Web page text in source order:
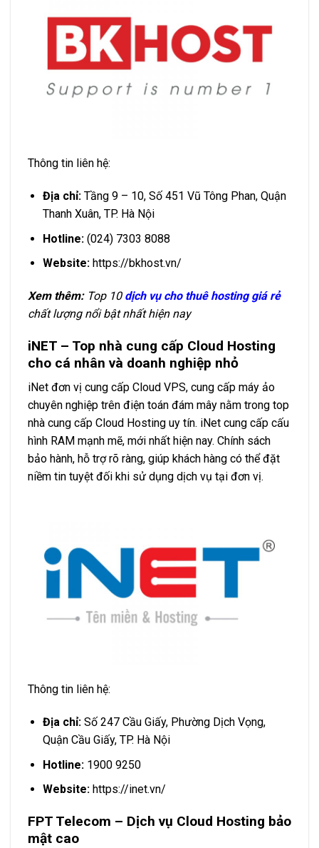
Thông tin liên hệ:
Địa chỉ:Tầng 9 – 10, Số 451 Vũ Tông Phan, Quận
Thanh Xuân, TP. Hà Nội
Hotline:(024) 7303 8088
Website:https://bkhost.vn/
Xem thêm: Top 10 dịch vụ cho thuê hosting giá rẻ
chất lượng nổi bật nhất hiện nay
iNET – Top nhà cung cấp Cloud Hosting
cho cá nhân và doanh nghiệp nhỏ
iNet đơn vị cung cấp Cloud VPS, cung cấp máy ảo
chuyên nghiệp trên điện toán đám mây nằm trong top
nhà cung cấp Cloud Hosting uy tín. iNet cung cấp cấu
hình RAM mạnh mẽ, mới nhất hiện nay. Chính sách
bảo hành, hỗ trợ rõ ràng, giúp khách hàng có thể đặt
niềm tin tuyệt đối khi sử dụng dịch vụ tại đơn vị.
Thông tin liên hệ:
Địa chỉ:Số 247 Cầu Giấy, Phường Dịch Vọng,
Quận Cầu Giấy, TP. Hà Nội
Hotline:1900 9250
Website:https://inet.vn/
FPT Telecom – Dịch vụ Cloud Hosting bảo
mật cao